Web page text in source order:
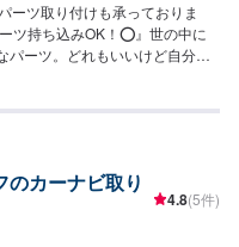
ーツ取り付けも承っておりま
ツ持ち込みOK！⭕️』世の中に
パーツ。どれもいいけど自分で
ち込むことが可能です。クルマ
り次第納車『代車について』代
をご利用ください。※代車の燃料
業時間・定休日』営業時間：
カーナビ取り
4.8(5件)